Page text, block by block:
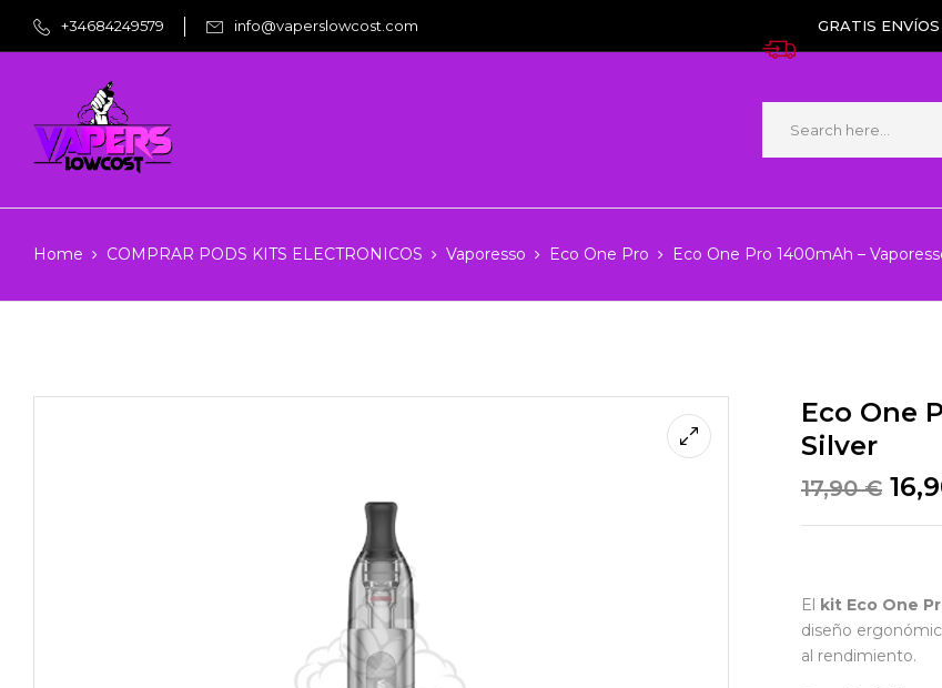
+34684249579 info@vaperslowcost.com GRATIS
Home COMPRAR PODS KITS ELECTRONICOS Vaporesso Eco One Pro Eco One Pro 1400mAh –
Eco One
Silver
17,90€
El kit Eco One
diseño
al rendimiento.